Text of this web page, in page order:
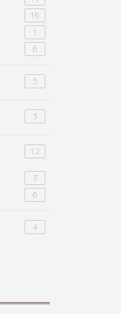
16
1
6
5
3
12
3
6
4